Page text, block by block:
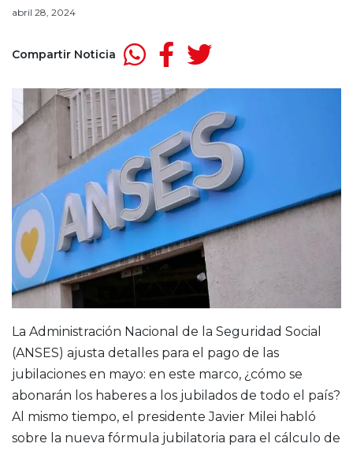
abril 28, 2024
Compartir Noticia
La Administración Nacional de la Seguridad Social
(ANSES) ajusta detalles para el pago de las
jubilaciones en mayo: en este marco, ¿cómo se
abonarán los haberes a los jubilados de todo el país?
Al mismo tiempo, el presidente Javier Milei habló
sobre la nueva fórmula jubilatoria para el cálculo de